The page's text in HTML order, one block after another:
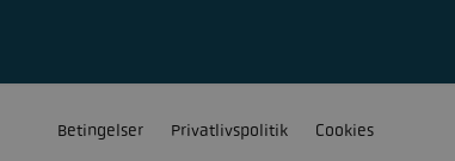
Betingelser Privatlivspolitik Cookies